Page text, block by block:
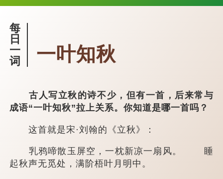
每
日
一
词
一叶知秋
古人写立秋的诗不少，但有一首，后来常与
成语“一叶知秋”拉上关系。你知道是哪一首吗？
这首就是宋·刘翰的《立秋》：
乳鸦啼散玉屏空，一枕新凉一扇风。 睡
起秋声无觅处，满阶梧叶月明中。